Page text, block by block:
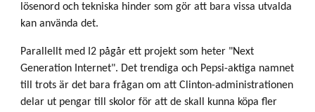
lösenord och tekniska hinder som gör att bara vissa utvalda
kan använda det.
Parallellt med I2 pågår ett projekt som heter "Next
Generation Internet". Det trendiga och Pepsi-aktiga namnet
till trots är det bara frågan om att Clinton-administrationen
delar ut pengar till skolor för att de skall kunna köpa fler